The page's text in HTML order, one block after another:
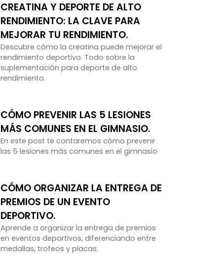
CREATINA Y DEPORTE DE ALTO
RENDIMIENTO: LA CLAVE PARA
MEJORAR TU RENDIMIENTO.
Descubre cómo la creatina puede mejorar el
rendimiento deportivo. Todo sobre la
suplementación para deporte de alto
rendimiento.
CÓMO PREVENIR LAS 5 LESIONES
MÁS COMUNES EN EL GIMNASIO.
En este post te contaremos cómo prevenir
las 5 lesiones más comunes en el gimnasio
CÓMO ORGANIZAR LA ENTREGA DE
PREMIOS DE UN EVENTO
DEPORTIVO.
Aprende a organizar la entrega de premios
en eventos deportivos, diferenciando entre
medallas, trofeos y placas.